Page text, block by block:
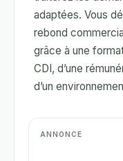
adaptées. Vous
rebond
grâce à une
CDI, d’une
d’un